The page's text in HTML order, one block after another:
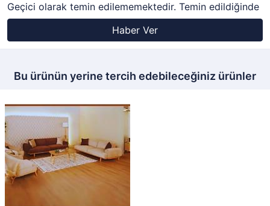
Geçici olarak temin edilememektedir. Temin edildiğinde
Haber Ver
Bu ürünün yerine tercih edebileceğiniz ürünler